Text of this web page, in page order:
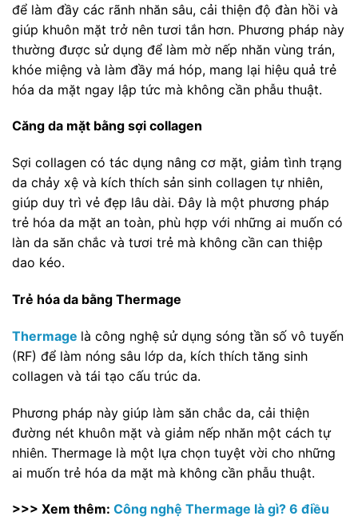
để làm đầy các rãnh nhăn sâu, cải thiện độ đàn hồi và
giúp khuôn mặt trở nên tươi tắn hơn. Phương pháp này
thường được sử dụng để làm mờ nếp nhăn vùng trán,
khóe miệng và làm đầy má hóp, mang lại hiệu quả trẻ
hóa da mặt ngay lập tức mà không cần phẫu thuật.
Căng da mặt bằng sợi collagen
Sợi collagen có tác dụng nâng cơ mặt, giảm tình trạng
da chảy xệ và kích thích sản sinh collagen tự nhiên,
giúp duy trì vẻ đẹp lâu dài. Đây là một phương pháp
trẻ hóa da mặt an toàn, phù hợp với những ai muốn có
làn da săn chắc và tươi trẻ mà không cần can thiệp
dao kéo.
Trẻ hóa da bằng Thermage
Thermage là công nghệ sử dụng sóng tần số vô tuyến
(RF) để làm nóng sâu lớp da, kích thích tăng sinh
collagen và tái tạo cấu trúc da.
Phương pháp này giúp làm săn chắc da, cải thiện
đường nét khuôn mặt và giảm nếp nhăn một cách tự
nhiên. Thermage là một lựa chọn tuyệt vời cho những
ai muốn trẻ hóa da mặt mà không cần phẫu thuật.
>>> Xem thêm: Công nghệ Thermage là gì? 6 điều